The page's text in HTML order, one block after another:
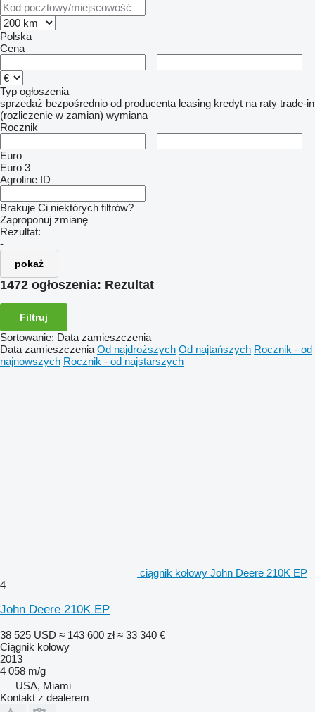
Polska
Cena
–
Typ ogłoszenia
sprzedaż bezpośrednio od producenta leasing kredyt na raty trade-in
(rozliczenie w zamian) wymiana
Rocznik
–
Euro
Euro 3
Agroline ID
Brakuje Ci niektórych filtrów?
Zaproponuj zmianę
Rezultat:
-
pokaż
1472 ogłoszenia: Rezultat
Filtruj
Sortowanie: Data zamieszczenia
Data zamieszczenia Od najdroższych Od najtańszych Rocznik - od
najnowszych Rocznik - od najstarszych
ciągnik kołowy John Deere 210K EP
4
John Deere 210K EP
38 525 USD ≈ 143 600 zł ≈ 33 340 €
Ciągnik kołowy
2013
4 058 m/g
USA, Miami
Kontakt z dealerem